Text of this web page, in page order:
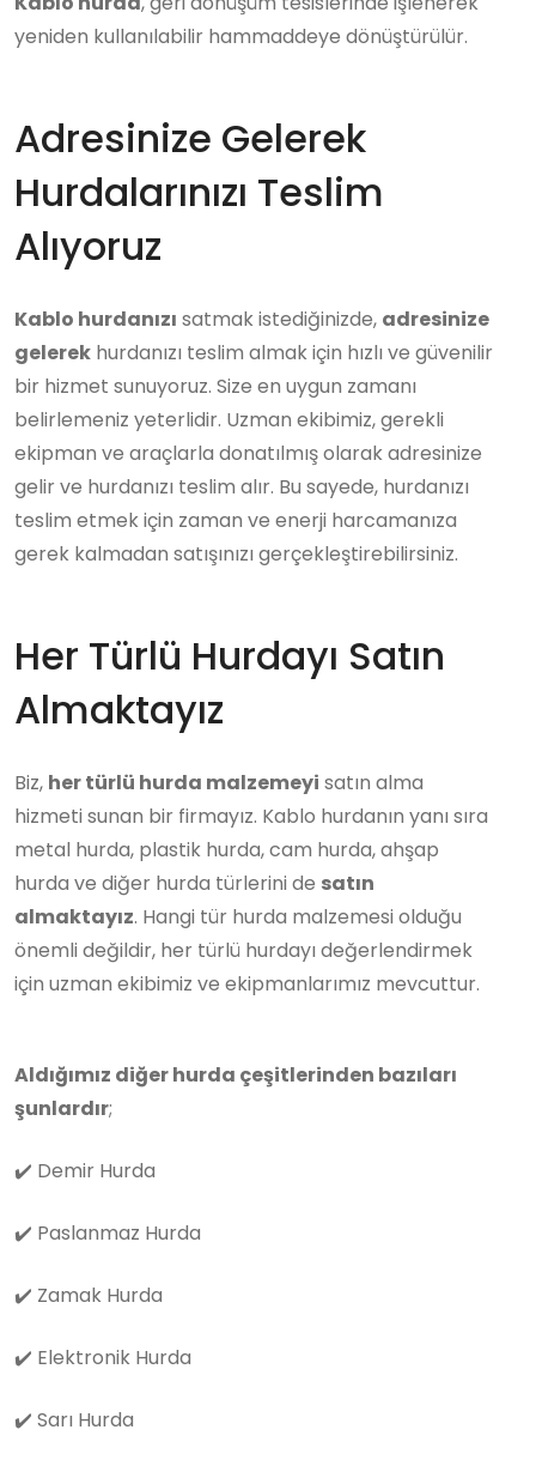
yeniden kullanılabilir hammaddeye dönüştürülür.
Adresinize Gelerek
Hurdalarınızı Teslim
Alıyoruz
Kablo hurdanızı satmak istediğinizde, adresinize
gelerek hurdanızı teslim almak için hızlı ve güvenilir
bir hizmet sunuyoruz. Size en uygun zamanı
belirlemeniz yeterlidir. Uzman ekibimiz, gerekli
ekipman ve araçlarla donatılmış olarak adresinize
gelir ve hurdanızı teslim alır. Bu sayede, hurdanızı
teslim etmek için zaman ve enerji harcamanıza
gerek kalmadan satışınızı gerçekleştirebilirsiniz.
Her Türlü Hurdayı Satın
Almaktayız
Biz, her türlü hurda malzemeyi satın alma
hizmeti sunan bir firmayız. Kablo hurdanın yanı sıra
metal hurda, plastik hurda, cam hurda, ahşap
hurda ve diğer hurda türlerini de satın
almaktayız. Hangi tür hurda malzemesi olduğu
önemli değildir, her türlü hurdayı değerlendirmek
için uzman ekibimiz ve ekipmanlarımız mevcuttur.
Aldığımız diğer hurda çeşitlerinden bazıları
şunlardır;
✔️ Demir Hurda
✔️ Paslanmaz Hurda
✔️ Zamak Hurda
✔️ Elektronik Hurda
✔️ Sarı Hurda